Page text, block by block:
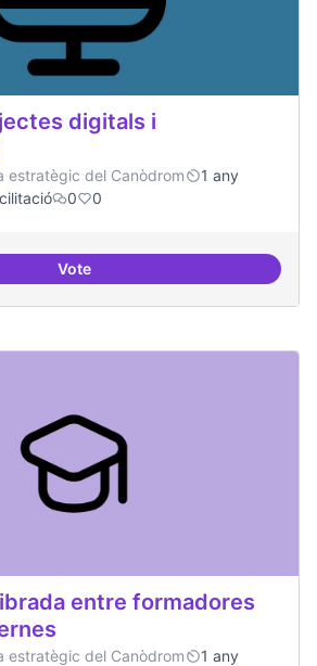
digitals i
estratègic del Canòdrom
1 any
0 0
VoteSuport a projectes digitals i
entre formadores
estratègic del Canòdrom
1 any